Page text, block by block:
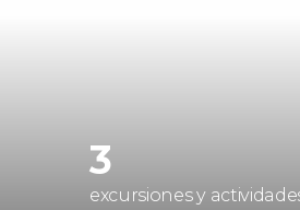
3
excursiones y